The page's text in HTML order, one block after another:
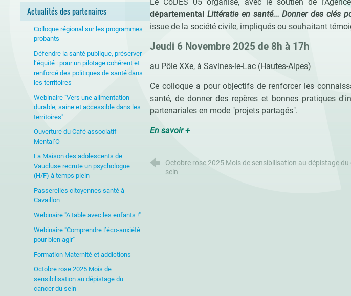
Actualités des partenaires
Colloque régional sur les programmes
probants
Défendre la santé publique, préserver
l’équité : pour un pilotage cohérent et
renforcé des politiques de santé dans
les territoires
Webinaire "Vers une alimentation
durable, saine et accessible dans les
territoires"
Ouverture du Café associatif
Mental’O
La Maison des adolescents de
Vaucluse recrute un psychologue
(H/F) à temps plein
Passerelles citoyennes santé à
Cavaillon
Webinaire "A table avec les enfants !"
Webinaire "Comprendre l’éco-anxiété
pour bien agir"
Formation Maternité et addictions
Octobre rose 2025 Mois de
sensibilisation au dépistage du
cancer du sein
départemental Littératie en santé... Donner des clés
issue de la société civile, impliqués ou souhaitant
Jeudi 6 Novembre 2025 de 8h à 17h
au Pôle XXe, à Savines-le-Lac (Hautes-Alpes)
Ce colloque a pour objectifs de renforcer les
santé, de donner des repères et bonnes pratiques
partenariales en mode "projets partagés".
En savoir +
Octobre rose 2025 Mois de sensibilisation au dépistage du
sein